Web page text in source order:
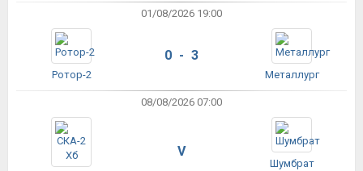
01/08/2026 19:00
Ротор-2
0 - 3
Металлург
08/08/2026 07:00
V
Шумбрат